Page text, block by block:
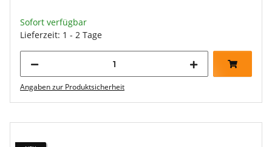
Sofort verfügbar
Lieferzeit: 1 - 2 Tage
Angaben zur Produktsicherheit